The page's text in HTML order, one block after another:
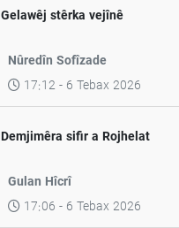
Gelawêj stêrka vejînê
Nûredîn Sofîzade
17:12 - 6 Tebax 2026
Demjimêra sifir a Rojhelat
Gulan Hîcrî
17:06 - 6 Tebax 2026